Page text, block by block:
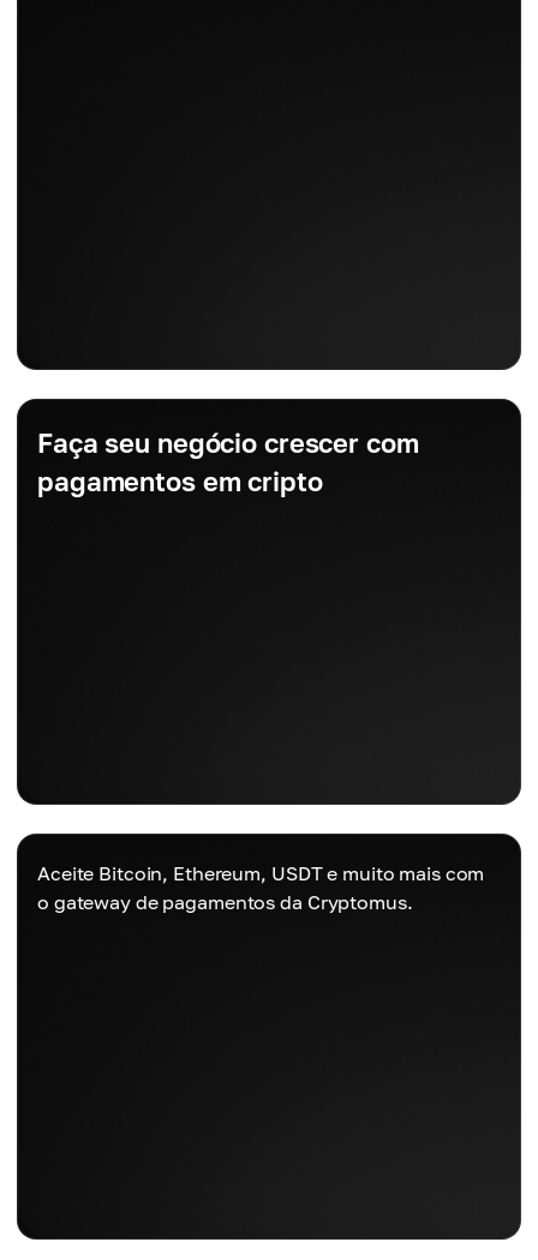
Faça seu negócio crescer com
pagamentos em cripto
Aceite Bitcoin, Ethereum, USDT e muito mais com
o gateway de pagamentos da Cryptomus.